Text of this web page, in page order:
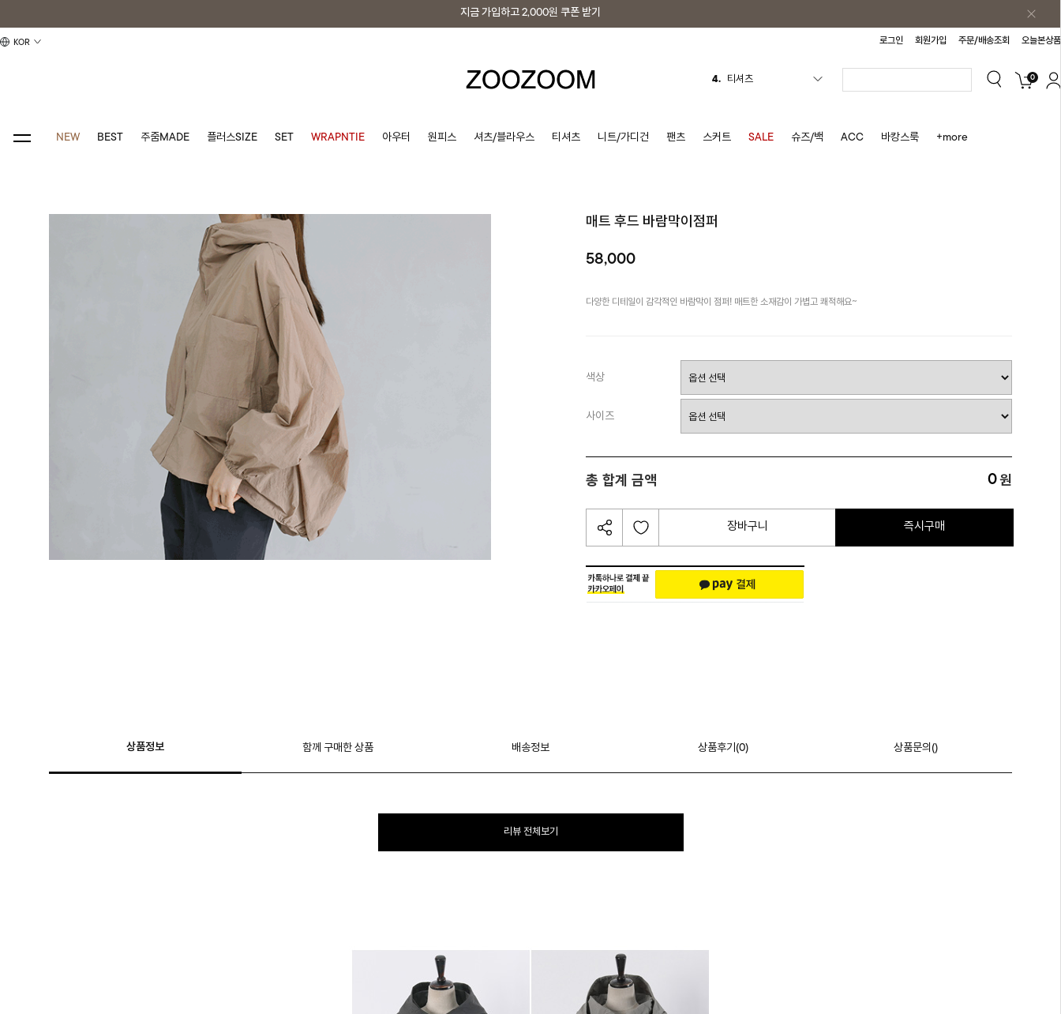
지금 가입하고 2,000원 쿠폰 받기
KOR 로그인 회원가입 주문/배송조회 오늘본상품
4. 티셔츠
6.
10.
3. 나시
0
NEW BEST 주줌MADE 플러스SIZE SET WRAPNTIE 아우터 원피스 셔츠/블라우스 티셔츠 니트/가디건 팬츠 스커트 SALE 슈즈/백 ACC 바캉스룩 +more
매트 후드 바람막이점퍼
58,000
다양한 디테일이 감각적인 바람막이 점퍼! 매트한 소재감이 가볍고 쾌적해요~
색상
사이즈
총 합계 금액 0원
장바구니 즉시구매
상품정보 함께 구매한 상품 배송정보 상품후기(0) 상품문의()
리뷰 전체보기